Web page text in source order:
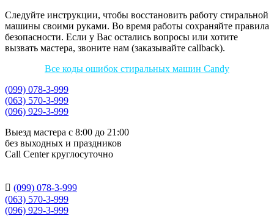
Следуйте инструкции, чтобы восстановить работу стиральной
машины своими руками. Во время работы сохраняйте правила
безопасности. Если у Вас остались вопросы или хотите
вызвать мастера, звоните нам (заказывайте callback).
Все коды ошибок стиральных машин Candy
(099) 078-3-999
(063) 570-3-999
(096) 929-3-999
Выезд мастера с 8:00 до 21:00
без выходных и праздников
Сall Сenter круглосуточно
 (099) 078-3-999
(063) 570-3-999
(096) 929-3-999